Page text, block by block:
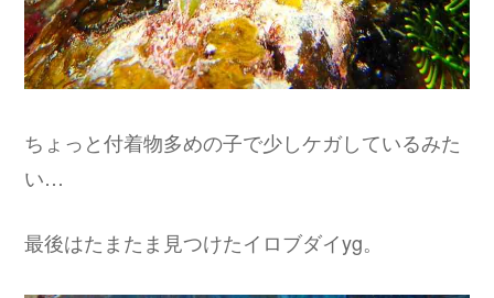
ちょっと付着物多めの子で少しケガしているみた
い…
最後はたまたま見つけたイロブダイyg。